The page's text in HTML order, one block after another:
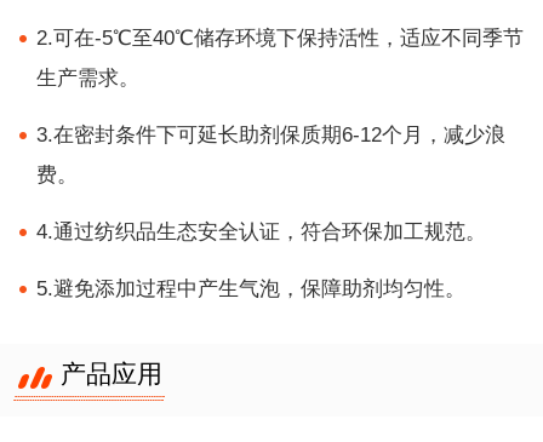
2.可在-5℃至40℃储存环境下保持活性，适应不同季节
生产需求。
3.在密封条件下可延长助剂保质期6-12个月，减少浪
费。
4.通过纺织品生态安全认证，符合环保加工规范。
5.避免添加过程中产生气泡，保障助剂均匀性。
产品应用